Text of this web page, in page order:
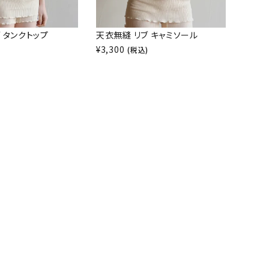
ンクトップ
天衣無縫 リブ キャミソール
¥3,300 (税込)